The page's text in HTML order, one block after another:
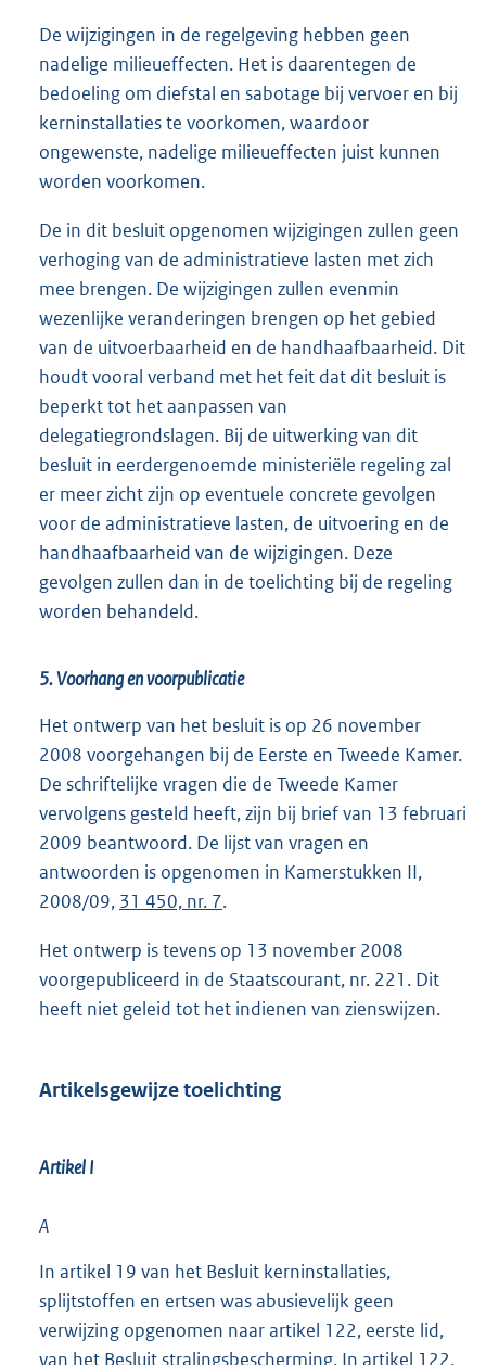
De wijzigingen in de regelgeving hebben geen
nadelige milieueffecten. Het is daarentegen de
bedoeling om diefstal en sabotage bij vervoer en bij
kerninstallaties te voorkomen, waardoor
ongewenste, nadelige milieueffecten juist kunnen
worden voorkomen.
De in dit besluit opgenomen wijzigingen zullen geen
verhoging van de administratieve lasten met zich
mee brengen. De wijzigingen zullen evenmin
wezenlijke veranderingen brengen op het gebied
van de uitvoerbaarheid en de handhaafbaarheid. Dit
houdt vooral verband met het feit dat dit besluit is
beperkt tot het aanpassen van
delegatiegrondslagen. Bij de uitwerking van dit
besluit in eerdergenoemde ministeriële regeling zal
er meer zicht zijn op eventuele concrete gevolgen
voor de administratieve lasten, de uitvoering en de
handhaafbaarheid van de wijzigingen. Deze
gevolgen zullen dan in de toelichting bij de regeling
worden behandeld.
5. Voorhang en voorpublicatie
Het ontwerp van het besluit is op 26 november
2008 voorgehangen bij de Eerste en Tweede Kamer.
De schriftelijke vragen die de Tweede Kamer
vervolgens gesteld heeft, zijn bij brief van 13 februari
2009 beantwoord. De lijst van vragen en
antwoorden is opgenomen in Kamerstukken II,
2008/09, 31 450, nr. 7.
Het ontwerp is tevens op 13 november 2008
voorgepubliceerd in de Staatscourant, nr. 221. Dit
heeft niet geleid tot het indienen van zienswijzen.
Artikelsgewijze toelichting
Artikel I
A
In artikel 19 van het Besluit kerninstallaties,
splijtstoffen en ertsen was abusievelijk geen
verwijzing opgenomen naar artikel 122, eerste lid,
van het Besluit stralingsbescherming. In artikel 122,